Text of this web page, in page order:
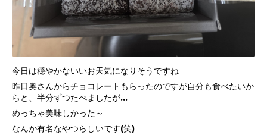
今日は穏やかないいお天気になりそうですね
昨日奥さんからチョコレートもらったのですが自分も食べたいか
らと、半分ずつたべましたが…
めっちゃ美味しかった～
なんか有名なやつらしいです(笑)